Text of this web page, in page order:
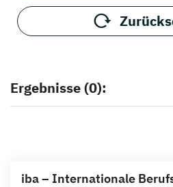
Ergebnisse (0):
iba – Internationale